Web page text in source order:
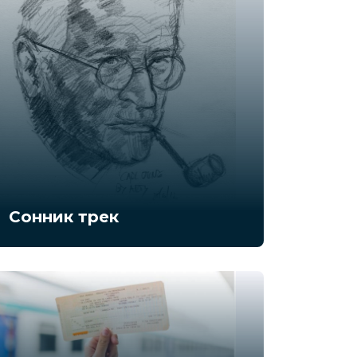
Сонник трек